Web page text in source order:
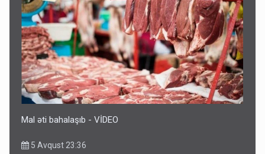
Rusiya azərbaycanlı diasporun obyektini məhv etdi -
FOTOLAR
5 Avqust 10:58
Mal əti bahalaşıb - VİDEO
5 Avqust 23:36